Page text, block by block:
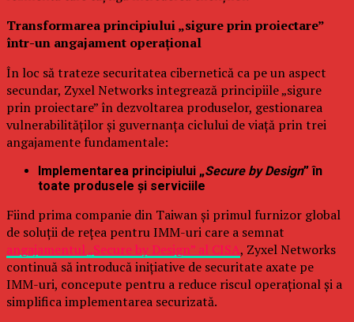
Transformarea principiului „sigure prin proiectare”
într-un angajament operațional
În loc să trateze securitatea cibernetică ca pe un aspect
secundar, Zyxel Networks integrează principiile „sigure
prin proiectare” în dezvoltarea produselor, gestionarea
vulnerabilităților și guvernanța ciclului de viață prin trei
angajamente fundamentale:
Implementarea principiului „Secure by Design” în
toate produsele și serviciile
Fiind prima companie din Taiwan și primul furnizor global
de soluții de rețea pentru IMM-uri care a semnat
angajamentul „Secure by Design” al CISA, Zyxel Networks
continuă să introducă inițiative de securitate axate pe
IMM-uri, concepute pentru a reduce riscul operațional și a
simplifica implementarea securizată.